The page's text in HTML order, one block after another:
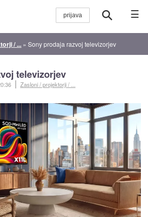
☰
/ ... »Sony prodaja razvoj televizorjev
televizorjev
Zasloni / projektorji / ...